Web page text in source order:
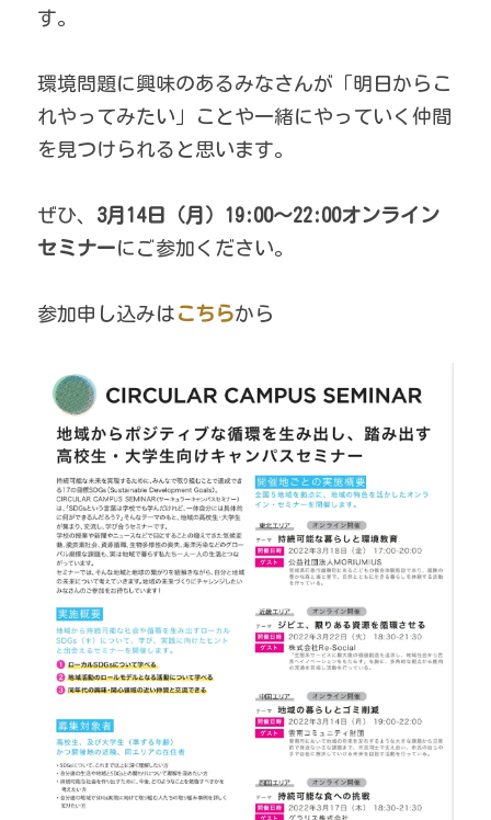
す。
環境問題に興味のあるみなさんが「明日からこ
れやってみたい」ことや一緒にやっていく仲間
を見つけられると思います。
ぜひ、 3月14日（月）19:00～22:00オンライン
セミナーにご参加ください。
参加申し込みは こちらから